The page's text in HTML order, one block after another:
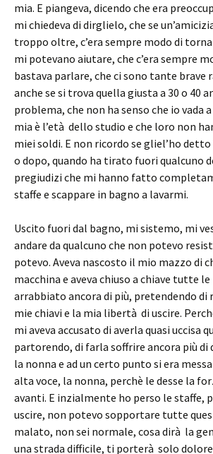
mia. E piangeva, dicendo che era
mi chiedeva di dirglielo, che se
troppo oltre, c’era sempre modo di
mi potevano aiutare, che c’era sempre
bastava parlare, che ci sono tante brave
anche se si trova quella giusta a 30 o 40
problema, che non ha senso che io vada
mia è l’età dello studio e che loro non
miei soldi. E non ricordo se gliel’ho
o dopo, quando ha tirato fuori qualcuno
pregiudizi che mi hanno fatto
staffe e scappare in bagno a lavarmi.
Uscito fuori dal bagno, mi sistemo, mi
andare da qualcuno che non potevo
potevo. Aveva nascosto il mio mazzo di
macchina e aveva chiuso a chiave tutte
arrabbiato ancora di più, pretendendo di
mie chiavi e la mia libertà di uscire.
mi aveva accusato di averla quasi uccisa
partorendo, di farla soffrire ancora più di
la nonna e ad un certo punto si era
alta voce, la nonna, perchè le desse la
avanti. E inzialmente ho perso le staffe,
uscire, non potevo sopportare tutte
malato, non sei normale, cosa dirà la
una strada difficile, ti porterà solo